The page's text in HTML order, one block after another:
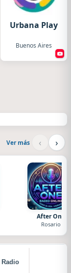
Urbana Play
Buenos Aires
Ver más ‹ ›
After One
Rosario
Radio